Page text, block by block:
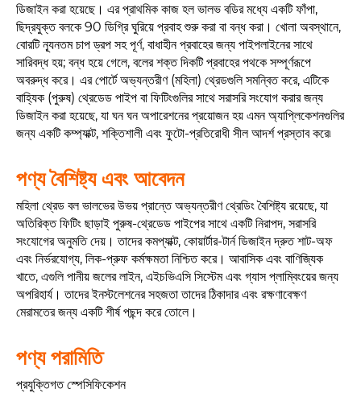
ডিজাইন করা হয়েছে। এর প্রাথমিক কাজ হল ভালভ বডির মধ্যে একটি ফাঁপা,
ছিদ্রযুক্ত বলকে 90 ডিগ্রি ঘুরিয়ে প্রবাহ শুরু করা বা বন্ধ করা। খোলা অবস্থানে,
বোরটি ন্যূনতম চাপ ড্রপ সহ পূর্ণ, বাধাহীন প্রবাহের জন্য পাইপলাইনের সাথে
সারিবদ্ধ হয়; বন্ধ হয়ে গেলে, বলের শক্ত দিকটি প্রবাহের পথকে সম্পূর্ণরূপে
অবরুদ্ধ করে। এর পোর্টে অভ্যন্তরীণ (মহিলা) থ্রেডগুলি সমন্বিত করে, এটিকে
বাহ্যিক (পুরুষ) থ্রেডেড পাইপ বা ফিটিংগুলির সাথে সরাসরি সংযোগ করার জন্য
ডিজাইন করা হয়েছে, যা ঘন ঘন অপারেশনের প্রয়োজন হয় এমন অ্যাপ্লিকেশনগুলির
জন্য একটি কম্প্যাক্ট, শক্তিশালী এবং ফুটো-প্রতিরোধী সীল আদর্শ প্রস্তাব করে৷
পণ্য বৈশিষ্ট্য এবং আবেদন
মহিলা থ্রেড বল ভালভের উভয় প্রান্তে অভ্যন্তরীণ থ্রেডিং বৈশিষ্ট্য রয়েছে, যা
অতিরিক্ত ফিটিং ছাড়াই পুরুষ-থ্রেডেড পাইপের সাথে একটি নিরাপদ, সরাসরি
সংযোগের অনুমতি দেয়। তাদের কমপ্যাক্ট, কোয়ার্টার-টার্ন ডিজাইন দ্রুত শাট-অফ
এবং নির্ভরযোগ্য, লিক-প্রুফ কর্মক্ষমতা নিশ্চিত করে। আবাসিক এবং বাণিজ্যিক
খাতে, এগুলি পানীয় জলের লাইন, এইচভিএসি সিস্টেম এবং গ্যাস প্লাম্বিংয়ের জন্য
অপরিহার্য। তাদের ইনস্টলেশনের সহজতা তাদের ঠিকাদার এবং রক্ষণাবেক্ষণ
মেরামতের জন্য একটি শীর্ষ পছন্দ করে তোলে।
পণ্য পরামিতি
প্রযুক্তিগত স্পেসিফিকেশন